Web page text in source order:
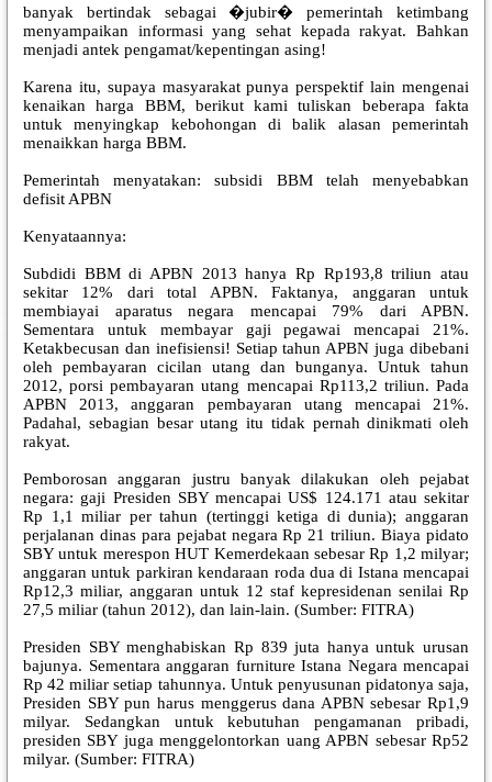
banyak bertindak sebagai �jubir� pemerintah ketimbang
menyampaikan informasi yang sehat kepada rakyat. Bahkan
menjadi antek pengamat/kepentingan asing!
Karena itu, supaya masyarakat punya perspektif lain mengenai
kenaikan harga BBM, berikut kami tuliskan beberapa fakta
untuk menyingkap kebohongan di balik alasan pemerintah
menaikkan harga BBM.
Pemerintah menyatakan: subsidi BBM telah menyebabkan
defisit APBN
Kenyataannya:
Subdidi BBM di APBN 2013 hanya Rp Rp193,8 triliun atau
sekitar 12% dari total APBN. Faktanya, anggaran untuk
membiayai aparatus negara mencapai 79% dari APBN.
Sementara untuk membayar gaji pegawai mencapai 21%.
Ketakbecusan dan inefisiensi! Setiap tahun APBN juga dibebani
oleh pembayaran cicilan utang dan bunganya. Untuk tahun
2012, porsi pembayaran utang mencapai Rp113,2 triliun. Pada
APBN 2013, anggaran pembayaran utang mencapai 21%.
Padahal, sebagian besar utang itu tidak pernah dinikmati oleh
rakyat.
Pemborosan anggaran justru banyak dilakukan oleh pejabat
negara: gaji Presiden SBY mencapai US$ 124.171 atau sekitar
Rp 1,1 miliar per tahun (tertinggi ketiga di dunia); anggaran
perjalanan dinas para pejabat negara Rp 21 triliun. Biaya pidato
SBY untuk merespon HUT Kemerdekaan sebesar Rp 1,2 milyar;
anggaran untuk parkiran kendaraan roda dua di Istana mencapai
Rp12,3 miliar, anggaran untuk 12 staf kepresidenan senilai Rp
27,5 miliar (tahun 2012), dan lain-lain. (Sumber: FITRA)
Presiden SBY menghabiskan Rp 839 juta hanya untuk urusan
bajunya. Sementara anggaran furniture Istana Negara mencapai
Rp 42 miliar setiap tahunnya. Untuk penyusunan pidatonya saja,
Presiden SBY pun harus menggerus dana APBN sebesar Rp1,9
milyar. Sedangkan untuk kebutuhan pengamanan pribadi,
presiden SBY juga menggelontorkan uang APBN sebesar Rp52
milyar. (Sumber: FITRA)